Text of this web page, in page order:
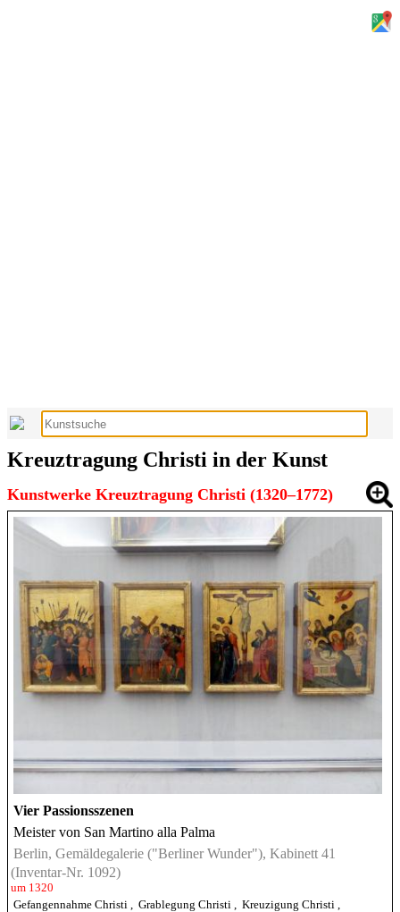
Kreuztragung Christi in der Kunst
Kunstwerke Kreuztragung Christi (1320–1772)
Vier Passionsszenen
Meister von San Martino alla Palma
Berlin, Gemäldegalerie ("Berliner Wunder"), Kabinett 41
(Inventar-Nr. 1092)
um 1320
Gefangennahme Christi
Grablegung Christi Kreuzigung Christi